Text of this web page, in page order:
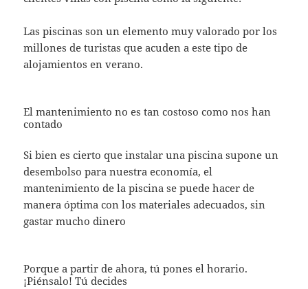
Las piscinas son un elemento muy valorado por los
millones de turistas que acuden a este tipo de
alojamientos en verano.
El mantenimiento no es tan costoso como nos han
contado
Si bien es cierto que instalar una piscina supone un
desembolso para nuestra economía, el
mantenimiento de la piscina se puede hacer de
manera óptima con los materiales adecuados, sin
gastar mucho dinero
Porque a partir de ahora, tú pones el horario.
¡Piénsalo! Tú decides